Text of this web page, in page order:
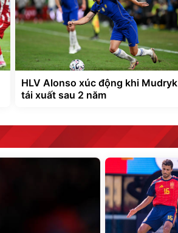
HLV Alonso xúc động khi Mudryk
tái xuất sau 2 năm